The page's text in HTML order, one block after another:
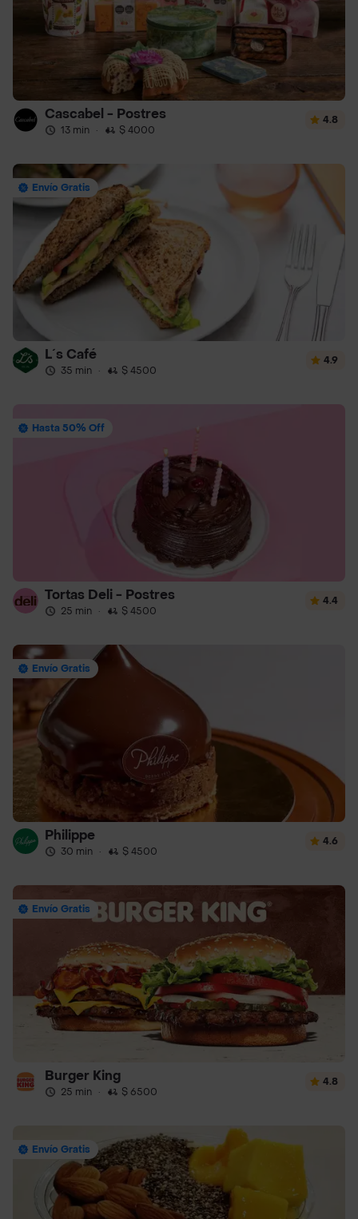
Cascabel - Postres
13 min · $ 4000
4.8
Envío Gratis
L´s Café
35 min · $ 4500
4.9
Hasta 50% Off
Tortas Deli - Postres
25 min · $ 4500
4.4
Envío Gratis
Philippe
30 min · $ 4500
4.6
Envío Gratis
Burger King
25 min · $ 6500
4.8
Envío Gratis